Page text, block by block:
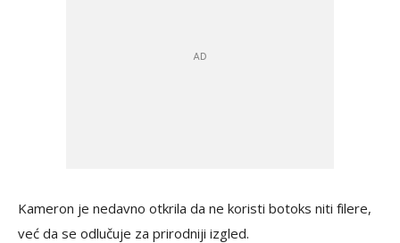
Kameron je nedavno otkrila da ne koristi botoks niti filere,
već da se odlučuje za prirodniji izgled.